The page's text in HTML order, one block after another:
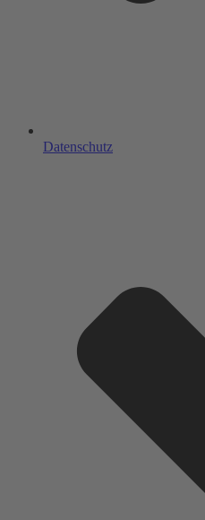
Datenschutz